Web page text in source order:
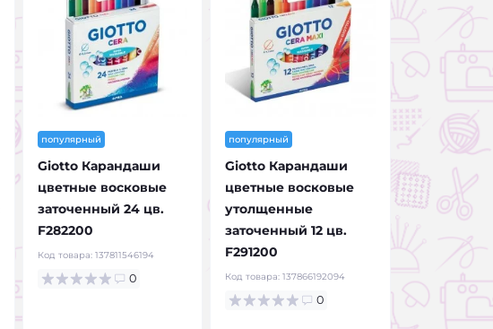
популярный
Giotto Карандаши
цветные восковые
заточенный 24 цв.
F282200
Код товара: 137811546194
0
популярный
Giotto Карандаши
цветные восковые
утолщенные
заточенный 12 цв.
F291200
Код товара:137866192094
0